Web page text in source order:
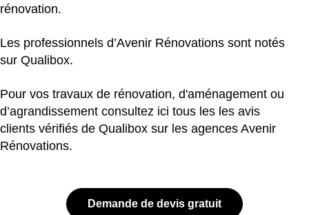
rénovation.
Les professionnels d’Avenir Rénovations sont notés
sur Qualibox.
Pour vos travaux de rénovation, d'aménagement ou
d’agrandissement consultez ici tous les les avis
clients vérifiés de Qualibox sur les agences Avenir
Rénovations.
Demande de devis gratuit